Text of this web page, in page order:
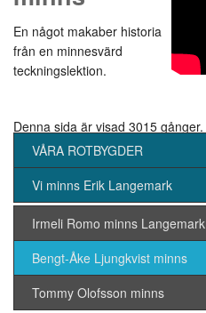
En något makaber historia
från en minnesvärd
teckningslektion.
Denna sida är visad 3015 gånger.
VÅRA ROTBYGDER
Vi minns Erik Langemark
Irmeli Romo minns Langemark
Bengt-Åke Ljungkvist minns
Tommy Olofsson minns